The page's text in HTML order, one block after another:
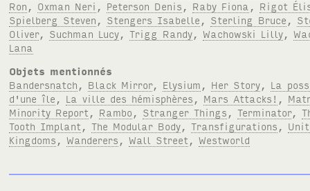
Ron
Oxman Neri Peterson Denis Raby Fiona
Rigot
Spielberg Steven
Stengers Isabelle Sterling Bruce
Oliver, Suchman Lucy ,Trigg Randy ,Wachowski Lilly ,
Lana
Objets mentionnés
Bandersnatch
Black Mirror, Elysium Her Story
La
d'une île
La ville des hémisphères Mars Attacks!
Minority Report
Rambo Stranger Things ,Terminator,
Tooth Implant ,The Modular Body ,Transfigurations
Kingdoms ,Wanderers ,Wall Street ,Westworld